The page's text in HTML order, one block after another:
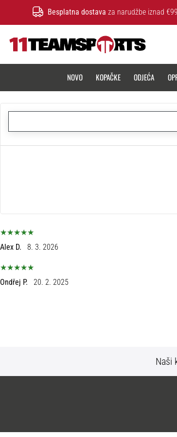
Besplatna dostava za narudžbe iznad
NOVO KOPAČKE ODJEĆA
Alex D. 8. 3. 2026
Ondřej P. 20. 2. 2025
Naši